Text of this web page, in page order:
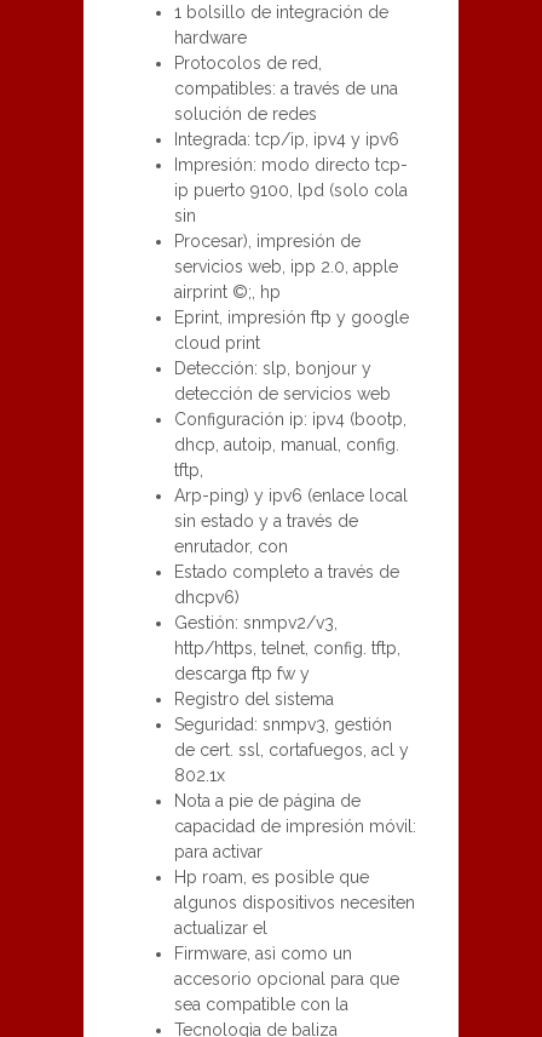
1 bolsillo de integración de
hardware
Protocolos de red,
compatibles: a través de una
solución de redes
Integrada: tcp/ip, ipv4 y ipv6
Impresión: modo directo tcp-
ip puerto 9100, lpd (solo cola
sin
Procesar), impresión de
servicios web, ipp 2.0, apple
airprint ©;, hp
Eprint, impresión ftp y google
cloud print
Detección: slp, bonjour y
detección de servicios web
Configuración ip: ipv4 (bootp,
dhcp, autoip, manual, config.
tftp,
Arp-ping) y ipv6 (enlace local
sin estado y a través de
enrutador, con
Estado completo a través de
dhcpv6)
Gestión: snmpv2/v3,
http/https, telnet, config. tftp,
descarga ftp fw y
Registro del sistema
Seguridad: snmpv3, gestión
de cert. ssl, cortafuegos, acl y
802.1x
Nota a pie de página de
capacidad de impresión móvil:
para activar
Hp roam, es posible que
algunos dispositivos necesiten
actualizar el
Firmware, asì como un
accesorio opcional para que
sea compatible con la
Tecnologìa de baliza